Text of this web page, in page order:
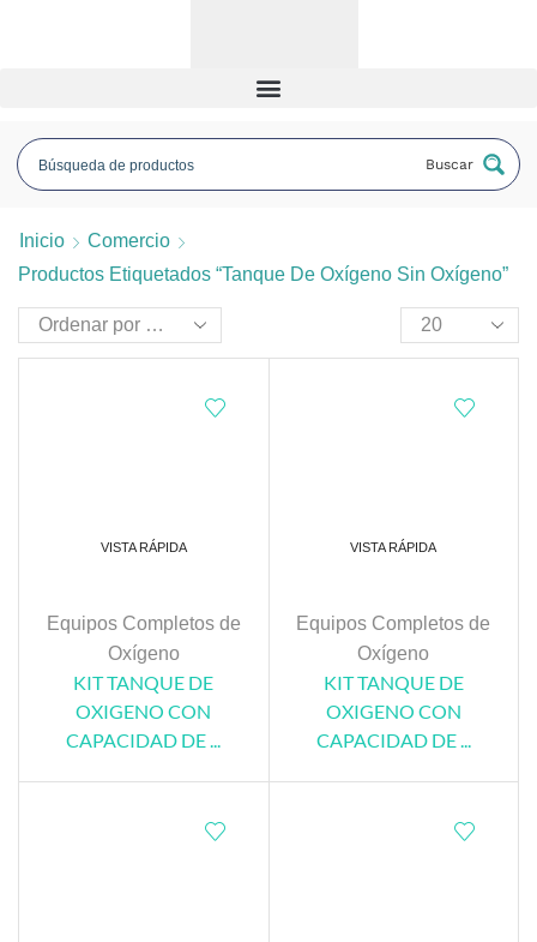
Buscar
Inicio
Comercio
Productos Etiquetados “tanque De Oxígeno Sin Oxígeno”
VISTA RÁPIDA
Equipos Completos de
Oxígeno
KIT TANQUE DE
OXIGENO CON
CAPACIDAD DE ...
VISTA RÁPIDA
Equipos Completos de
Oxígeno
KIT TANQUE DE
OXIGENO CON
CAPACIDAD DE ...